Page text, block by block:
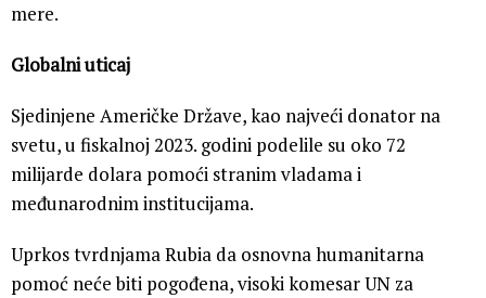
mere.
Globalni uticaj
Sjedinjene Američke Države, kao najveći donator na
svetu, u fiskalnoj 2023. godini podelile su oko 72
milijarde dolara pomoći stranim vladama i
međunarodnim institucijama.
Uprkos tvrdnjama Rubia da osnovna humanitarna
pomoć neće biti pogođena, visoki komesar UN za